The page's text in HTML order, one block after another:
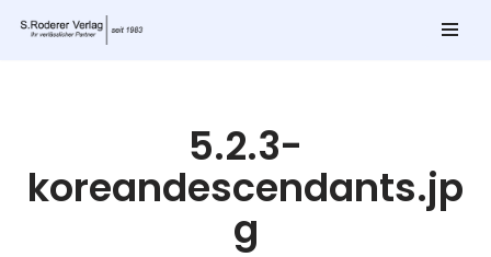
5.2.3-
koreandescendants.jp
g